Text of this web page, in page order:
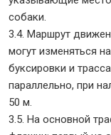
собаки.
3.4. Маршрут
могут изменяться
буксировки и
параллельно, при
50 м.
3.5. На основной